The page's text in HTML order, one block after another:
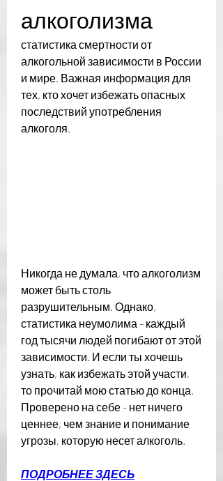
алкоголизма
статистика смертности от
алкогольной зависимости в России
и мире. Важная информация для
тех, кто хочет избежать опасных
последствий употребления
алкоголя.
Никогда не думала, что алкоголизм
может быть столь
разрушительным. Однако,
статистика неумолима - каждый
год тысячи людей погибают от этой
зависимости. И если ты хочешь
узнать, как избежать этой участи,
то прочитай мою статью до конца.
Проверено на себе - нет ничего
ценнее, чем знание и понимание
угрозы, которую несет алкоголь.
ПОДРОБНЕЕ ЗДЕСЬ